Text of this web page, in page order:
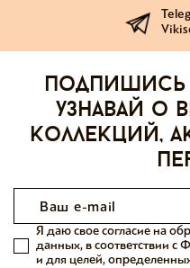
Подпишись
узнавай о
коллекций,
Я даю свое согласие на
данных, в соответствии
и для целей,